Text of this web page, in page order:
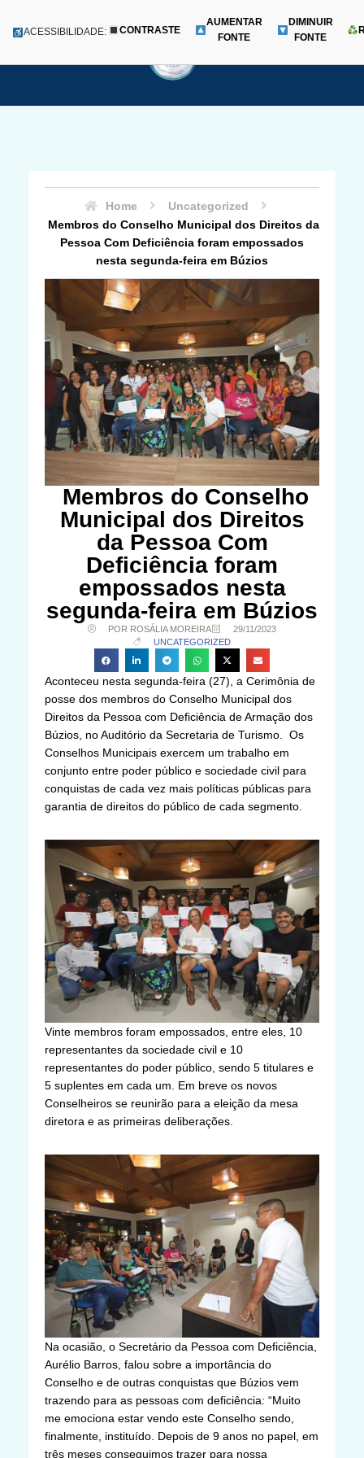
para
Menu
ACESSIBILIDADE: CONTRASTE
AUMENTAR
FONTE
DIMINUIR
FONTE
Home
Uncategorized
Membros do Conselho Municipal dos Direitos da
Pessoa Com Deficiência foram empossados
nesta segunda-feira em Búzios
Membros do Conselho
Municipal dos Direitos
da Pessoa Com
Deficiência foram
empossados nesta
segunda-feira em Búzios
POR ROSÁLIA MOREIRA
29/11/2023
UNCATEGORIZED
Aconteceu nesta segunda-feira (27), a Cerimônia de
posse dos membros do Conselho Municipal dos
Direitos da Pessoa com Deficiência de Armação dos
Búzios, no Auditório da Secretaria de Turismo. Os
Conselhos Municipais exercem um trabalho em
conjunto entre poder público e sociedade civil para
conquistas de cada vez mais políticas públicas para
garantia de direitos do público de cada segmento.
Vinte membros foram empossados, entre eles, 10
representantes da sociedade civil e 10
representantes do poder público, sendo 5 titulares e
5 suplentes em cada um. Em breve os novos
Conselheiros se reunirão para a eleição da mesa
diretora e as primeiras deliberações.
Na ocasião, o Secretário da Pessoa com Deficiência,
Aurélio Barros, falou sobre a importância do
Conselho e de outras conquistas que Búzios vem
trazendo para as pessoas com deficiência: “Muito
me emociona estar vendo este Conselho sendo,
finalmente, instituído. Depois de 9 anos no papel, em
três meses conseguimos trazer para nossa